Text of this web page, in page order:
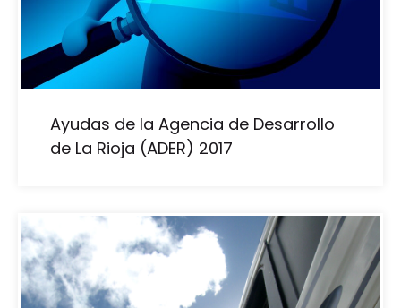
Ayudas de la Agencia de Desarrollo
de La Rioja (ADER) 2017